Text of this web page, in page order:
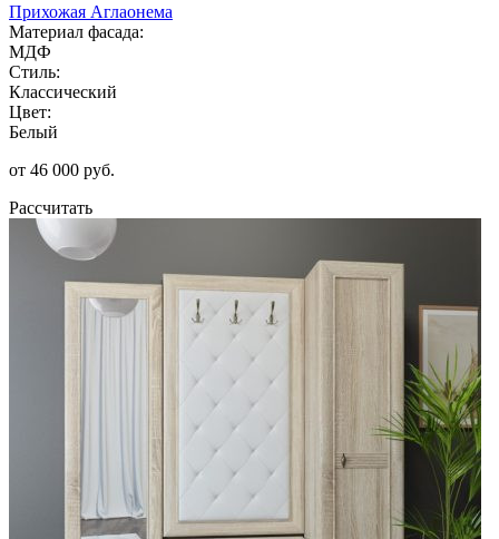
Прихожая Аглаонема
Материал фасада:
МДФ
Стиль:
Классический
Цвет:
Белый
от 46 000 руб.
Рассчитать